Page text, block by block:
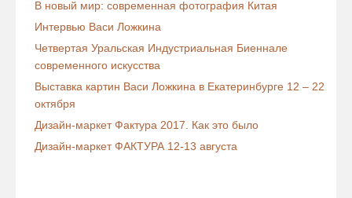
В новый мир: современная фотография Китая
Интервью Васи Ложкина
Четвертая Уральская Индустриальная Биеннале
современного искусства
Выставка картин Васи Ложкина в Екатеринбурге 12 – 22
октября
Дизайн-маркет Фактура 2017. Как это было
Дизайн-маркет ФАКТУРА 12-13 августа